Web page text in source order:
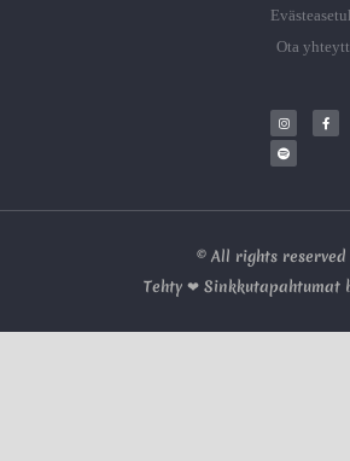
Ota
© All rights reserved
Tehty ❤ Sinkkutapahtumat